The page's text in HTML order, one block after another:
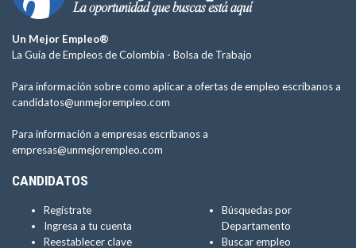
Un Mejor Empleo®
La Guía de Empleos de Colombia - Bolsa de Trabajo
Para información sobre como aplicar a ofertas de empleo escríbanos a
candidatos@unmejorempleo.com
Para información a empresas escríbanos a
empresas@unmejorempleo.com
CANDIDATOS
Regístrate
Ingresa a tu cuenta
Reestablecer clave
Búsquedas por
Departamento
Buscar empleo